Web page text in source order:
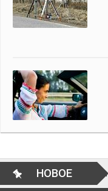
НОВОЕ
отменить решение